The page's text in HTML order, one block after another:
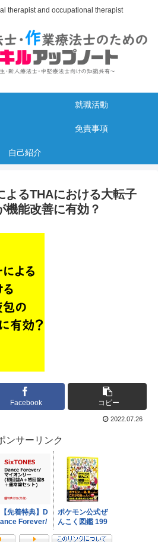
therapist and occupational therapist
就職活動
免責事項
自己紹介
よるTHAにおける大転子
機能改善に有効？
Facebook コピー
2022.07.26
ンサーリンク